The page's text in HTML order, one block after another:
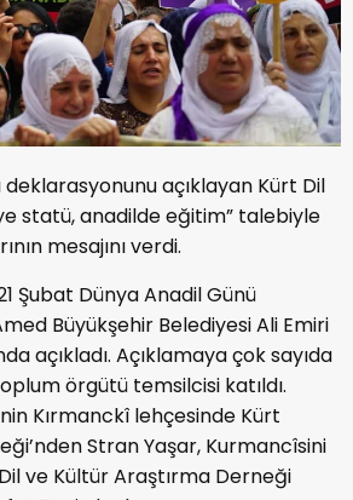
açıklayan Kürt Dil
statü, anadilde eğitim” talebiyle
mesajını verdi.
Şubat Dünya Anadil Günü
Büyükşehir Belediyesi Ali Emiri
açıkladı. Açıklamaya çok sayıda
örgütü temsilcisi katıldı.
Kırmanckî lehçesinde Kürt
Stran Yaşar, Kurmancîsini
ve Kültür Araştırma Derneği